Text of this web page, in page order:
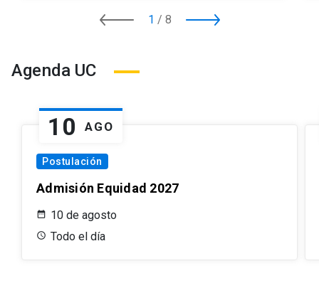
1 / 8
Agenda UC
Postulación
Admisión Equidad 2027
10 AGO
10 de agosto
Todo el día